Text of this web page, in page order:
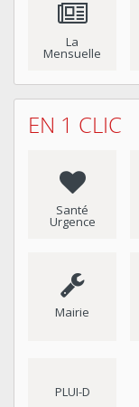
La
Mensuelle
EN 1 CLIC
Santé
Urgence
Mairie
PLUI-D